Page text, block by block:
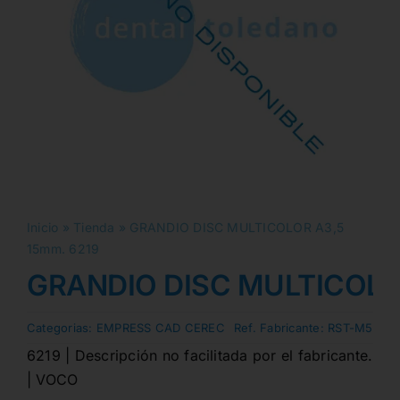
Inicio » Tienda » GRANDIO DISC MULTICOLOR A3,5
15mm. 6219
GRANDIO DISC
Categorias: EMPRESS CAD CEREC Ref. Fabricante: RST-M5
6219 | Descripción no facilitada por el fabricante.
| VOCO